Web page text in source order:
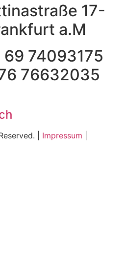
17-
a.M
74093175
76632035
| Impressum